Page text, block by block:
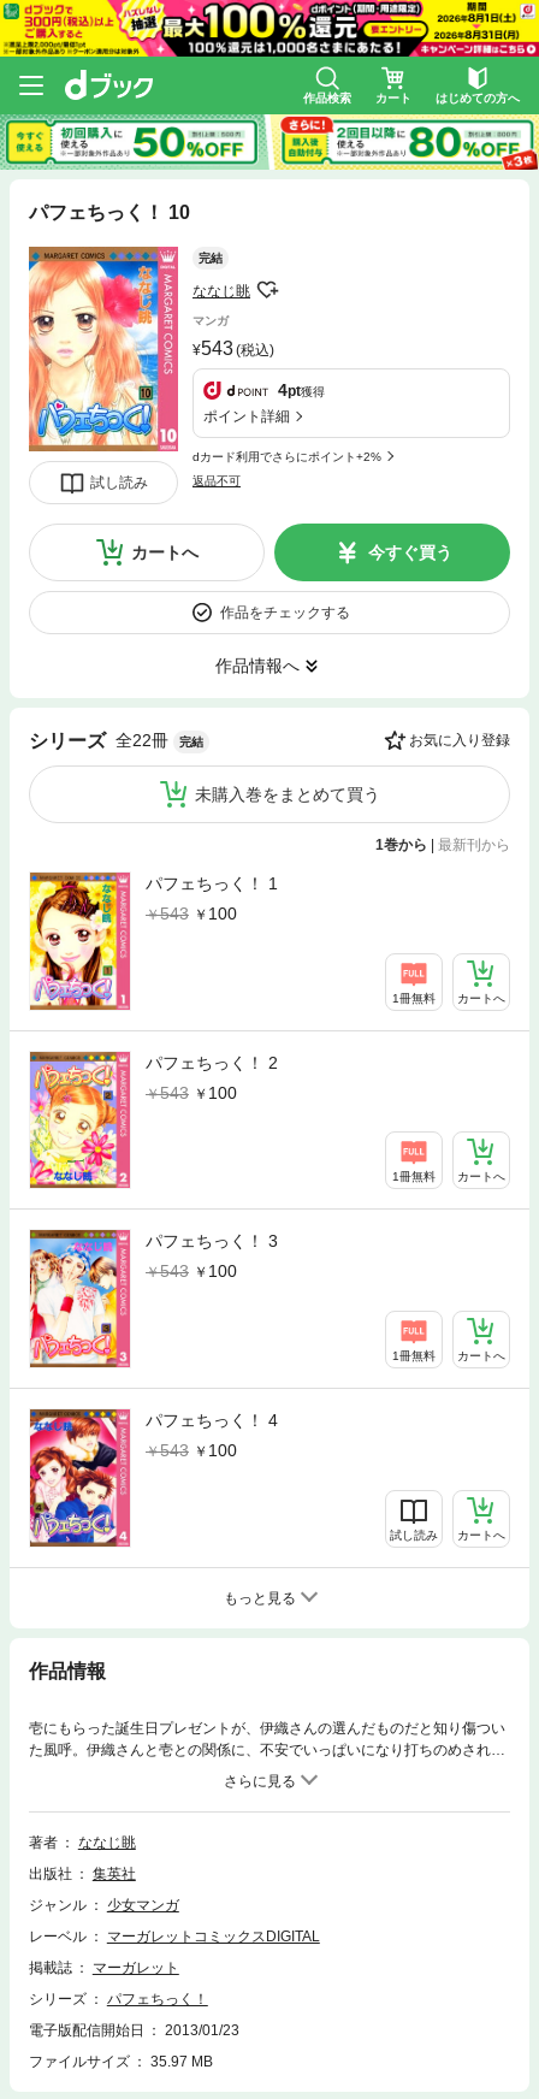
作品検索 カート はじめての方へ
パフェちっく！ 10
試し読み
完結
ななじ眺
マンガ
543(税込)
4pt獲得
ポイント詳細
dカード利用でさらにポイント+2%
返品不可
カートへ 今すぐ買う
作品をチェックする
作品情報へ
シリーズ 全22冊 完結 お気に入り登録
未購入巻をまとめて買う
1巻から 最新刊から
パフェちっく！ 1
543
100
1冊無料 カートへ
パフェちっく！ 2
543
100
1冊無料 カートへ
パフェちっく！ 3
543
100
1冊無料 カートへ
パフェちっく！ 4
543
100
試し読み カートへ
もっと見る
作品情報
壱にもらった誕生日プレゼントが、伊織さんの選んだものだと知り傷つい
た風呼。伊織さんと壱との関係に、不安でいっぱいになり打ちのめされて
しまう。そんな風呼を気遣う大也は…!?
著者
ななじ眺
出版社
集英社
ジャンル
少女マンガ
レーベル
マーガレットコミックスDIGITAL
掲載誌
マーガレット
シリーズ
パフェちっく！
電子版配信開始日
2013/01/23
ファイルサイズ
35.97 MB